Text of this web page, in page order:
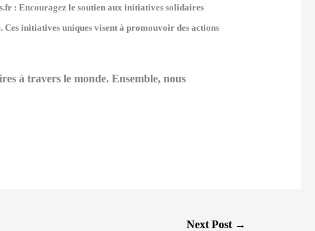
: Encouragez le soutien aux initiatives solidaires
initiatives uniques visent à promouvoir des actions
à travers le monde. Ensemble, nous
Next Post →